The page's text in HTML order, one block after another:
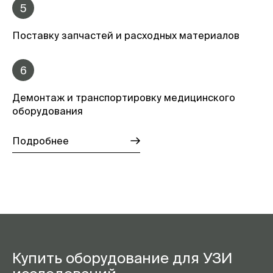
5
Поставку запчастей и расходных материалов
6
Демонтаж и транспортировку медицинского
оборудования
Подробнее
Купить оборудование для УЗИ